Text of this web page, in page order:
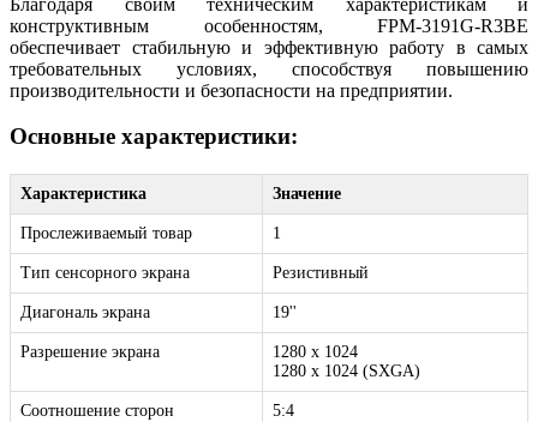
конструктивным особенностям, FPM-3191G-R3BE
обеспечивает стабильную и эффективную работу в самых
требовательных условиях, способствуя повышению
производительности и безопасности на предприятии.
Основные характеристики:
Характеристика Значение
Прослеживаемый товар 1
Тип сенсорного экрана Резистивный
Диагональ экрана 19''
Разрешение экрана
1280 x 1024
1280 x 1024 (SXGA)
Соотношение сторон 5:4